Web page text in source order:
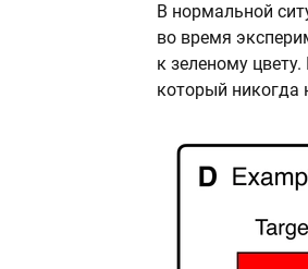
В нормальной
во время
к зеленому
который никогда